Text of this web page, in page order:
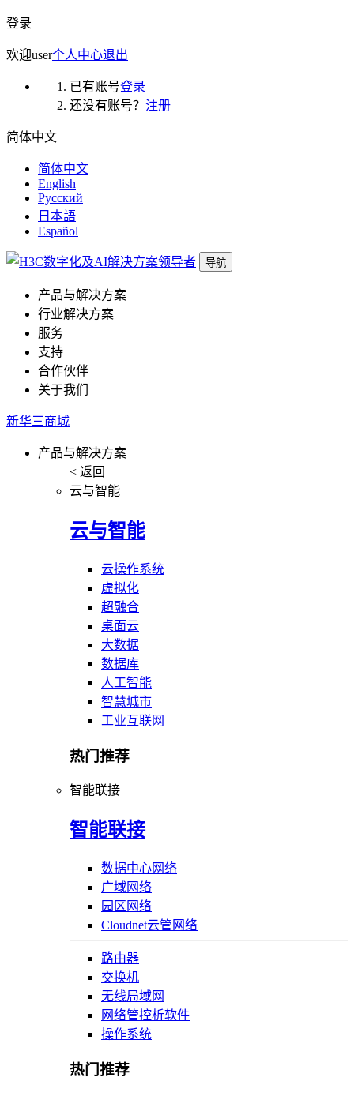
登录
欢迎user个人中心退出
已有账号登录
还没有账号？ 注册
简体中文
简体中文
English
Русский
日本語
Español
导航
产品与解决方案
行业解决方案
服务
支持
合作伙伴
关于我们
新华三商城
产品与解决方案
< 返回
云与智能
云与智能
云操作系统
虚拟化
超融合
桌面云
大数据
数据库
人工智能
智慧城市
工业互联网
热门推荐
智能联接
智能联接
数据中心网络
广域网络
园区网络
Cloudnet云管网络
路由器
交换机
无线局域网
网络管控析软件
操作系统
热门推荐